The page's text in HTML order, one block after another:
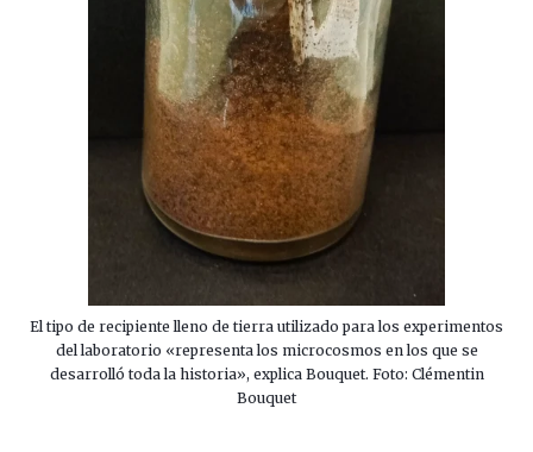
El tipo de recipiente lleno de tierra utilizado para los experimentos
del laboratorio «representa los microcosmos en los que se
desarrolló toda la historia», explica Bouquet. Foto: Clémentin
Bouquet